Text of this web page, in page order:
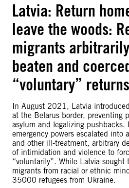
Latvia: Return
leave the woods:
migrants
beaten and
“voluntary” returns
In August 2021, Latvia
at the Belarus border, preventing
asylum and legalizing pushbacks.
emergency powers escalated into
and other ill-treatment, arbitrary
of intimidation and violence to
“voluntarily”. While Latvia sought
migrants from racial or ethnic
35000 refugees from Ukraine.